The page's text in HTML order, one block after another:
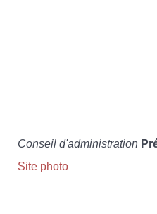
Conseil d'administration
Site photo